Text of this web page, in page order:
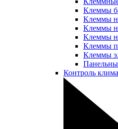
Клеммы
Клеммы
Клеммы
Клеммы
Клеммы
Клеммы
Контроль